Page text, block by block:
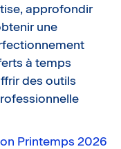
approfondir
une
à temps
des outils
Printemps 2026